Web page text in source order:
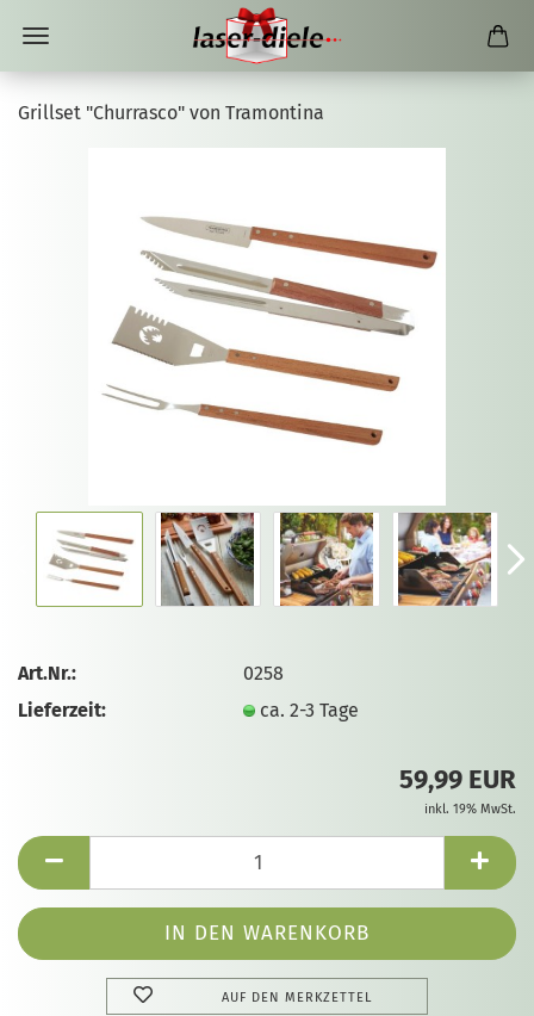
Grillset "Churrasco" von Tramontina
Art.Nr.:
0258
Lieferzeit:
ca. 2-3 Tage
59,99 EUR
inkl. 19% MwSt.
AUF DEN MERKZETTEL